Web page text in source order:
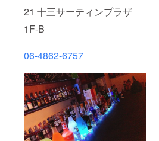
21 十三サーティンプラザ
1F-B
06-4862-6757